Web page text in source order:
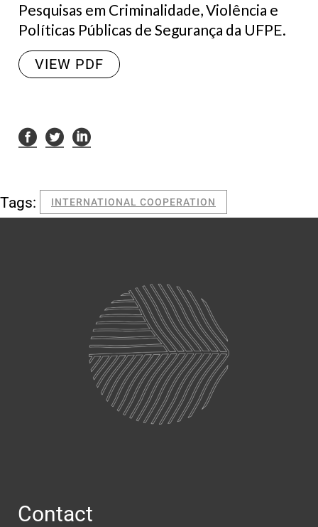
Pesquisas em Criminalidade, Violência e
Políticas Públicas de Segurança da UFPE.
VIEW PDF
Tags: INTERNATIONAL COOPERATION
Contact